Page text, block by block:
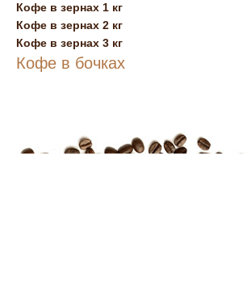
Кофе в зернах 1 кг
Кофе в зернах 2 кг
Кофе в зернах 3 кг
Кофе в бочках